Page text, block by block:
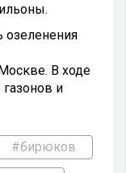
В ходе
газонов и
#бирюков